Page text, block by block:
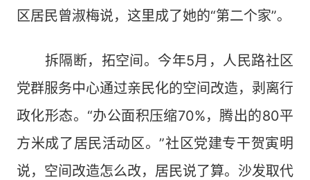
区居民曾淑梅说，这里成了她的“第二个家”。
拆隔断，拓空间。今年5月，人民路社区
党群服务中心通过亲民化的空间改造，剥离行
政化形态。“办公面积压缩70%，腾出的80平
方米成了居民活动区。”社区党建专干贺寅明
说，空间改造怎么改，居民说了算。沙发取代